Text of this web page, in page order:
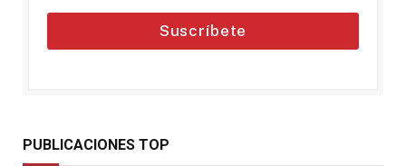
Suscríbete
PUBLICACIONES TOP